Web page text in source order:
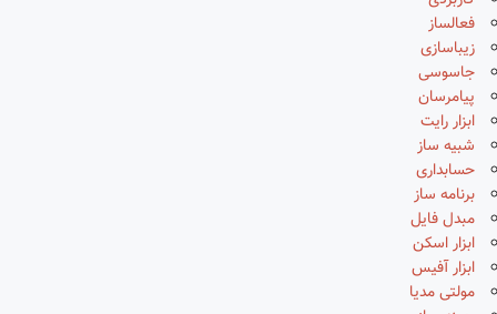
فعالساز
زیباسازی
جاسوسی
پیامرسان
ابزار رایت
شبیه ساز
حسابداری
برنامه ساز
مبدل فایل
ابزار اسکن
ابزار آفیس
مولتی مدیا